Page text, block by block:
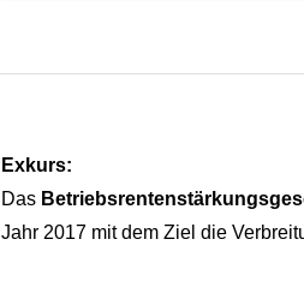
Exkurs:
Das
Jahr 2017 mit dem Ziel die